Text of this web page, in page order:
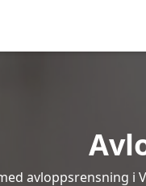
avloppsrensning